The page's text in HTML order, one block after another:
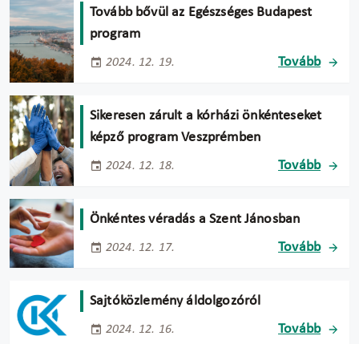
Tovább bővül az Egészséges Budapest
program
2024. 12. 19. Tovább
Sikeresen zárult a kórházi önkénteseket
képző program Veszprémben
2024. 12. 18. Tovább
Önkéntes véradás a Szent Jánosban
2024. 12. 17. Tovább
Sajtóközlemény áldolgozóról
2024. 12. 16. Tovább